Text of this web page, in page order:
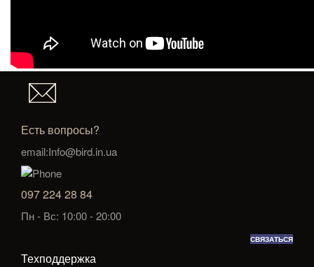
Есть вопросы?
email:Info@bird.in.ua
097 224 28 84
Пн - Вс: 10:00 - 20:00
СВЯЗАТЬСЯ
Техподдержка